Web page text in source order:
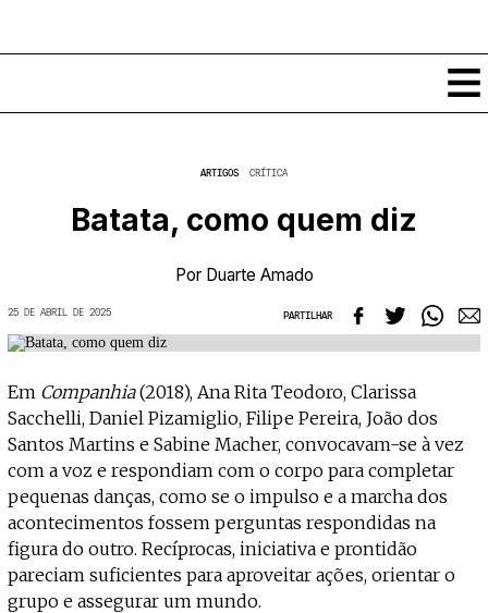
Classificados
Espetáculos
Exposições
Por Localidade
Locais
Mapa
Submeter Eventos
Crítica
Workshops
Cursos Curtos
Formadores
Recursos
Links úteis
Publicações
Sobre
Projecto e Equipa
Estatuto Editorial
Ficha Técnica
Política de privacidade
Contactar
— apoia o Coffeepaste e ajuda-nos a chegar mais longe. Mantém viva a cultura
Apoiar
ARTIGOS CRÍTICA
Batata, como quem diz
Por Duarte Amado
25 DE ABRIL DE 2025 PARTILHAR
Em Companhia(2018), Ana Rita Teodoro, Clarissa
Sacchelli, Daniel Pizamiglio, Filipe Pereira, João dos
Santos Martins e Sabine Macher, convocavam-se à vez
com a voz e respondiam com o corpo para completar
pequenas danças, como se o impulso e a marcha dos
acontecimentos fossem perguntas respondidas na
figura do outro. Recíprocas, iniciativa e prontidão
pareciam suficientes para aproveitar ações, orientar o
grupo e assegurar um mundo.